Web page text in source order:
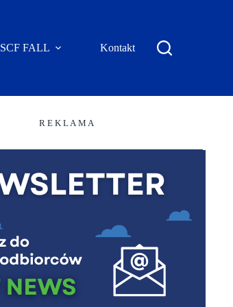
SCF FALL Kontakt
R E K L A M A